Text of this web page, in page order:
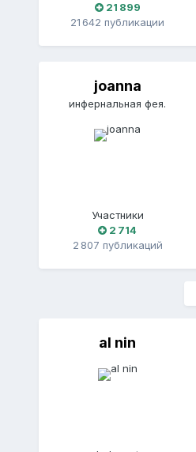
21 899
21 642 публикации
joanna
инфернальная фея.
Участники
2 714
2 807 публикаций
al nin